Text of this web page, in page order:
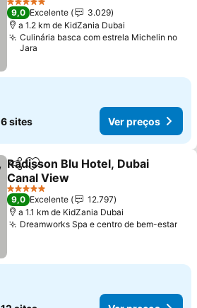
5 Estrelas
9,0 Excelente
3.029
a 1.2 km de KidZania Dubai
Culinária basca com estrela Michelin no
Jara
6 sites Ver preços
PartilharAdicionar aos favoritos
Radisson Blu Hotel, Dubai
Canal View
5 Estrelas
9,0 Excelente
12.797
a 1.1 km de KidZania Dubai
Dreamworks Spa e centro de bem-estar